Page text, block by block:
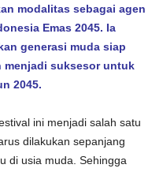
modalitas sebagai agen
Emas 2045. Ia
generasi muda siap
menjadi suksesor untuk
2045.
ini menjadi salah satu
dilakukan sepanjang
di usia muda. Sehingga